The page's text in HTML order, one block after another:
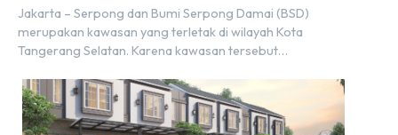
Jakarta – Serpong dan Bumi Serpong Damai (BSD)
merupakan kawasan yang terletak di wilayah Kota
Tangerang Selatan. Karena kawasan tersebut
kita yang mengira kedua wilayah ini merupakan tempat
yang sama. Padahal anggapan tersebut kurang tepat.
Sebab Serpong dan BSD merupakan dua kawasan yang